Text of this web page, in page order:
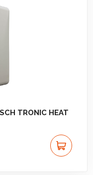
TRONIC HEAT